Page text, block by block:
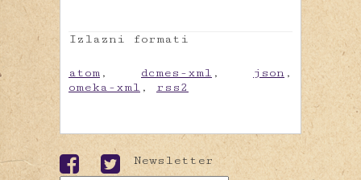
Izlazni formati
atom , dcmes-xml , json ,
omeka-xml , rss2
Newsletter